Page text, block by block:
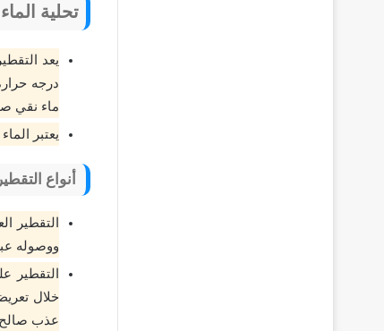
تحلية
يعد
درجه
ماء نقي
يعتبر
أنواع التقطير
التقطير
ووصوله
التقطير
خلال
عذب